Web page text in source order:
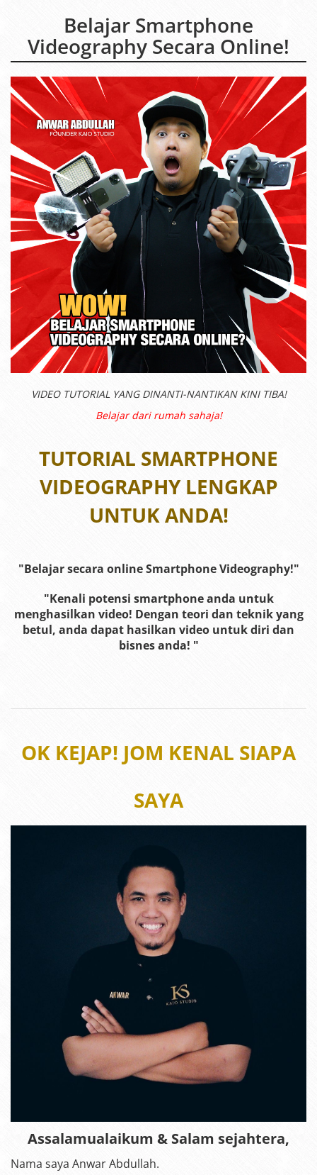
Belajar Smartphone
Videography Secara Online!
VIDEO TUTORIAL YANG DINANTI-NANTIKAN KINI TIBA!
Belajar dari rumah sahaja!
TUTORIAL SMARTPHONE
VIDEOGRAPHY LENGKAP
UNTUK ANDA!
"Belajar secara online Smartphone Videography!"
"Kenali potensi smartphone anda untuk
menghasilkan video! Dengan teori dan teknik yang
betul, anda dapat hasilkan video untuk diri dan
bisnes anda! "
OK KEJAP! JOM KENAL SIAPA
SAYA
Assalamualaikum & Salam sejahtera,
Nama saya Anwar Abdullah.